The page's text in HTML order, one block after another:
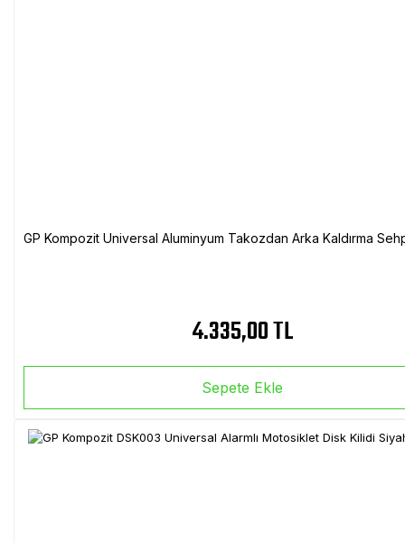
GP Kompozit Universal Aluminyum Takozdan Arka Kaldırma
4.335,00 TL
Sepete Ekle